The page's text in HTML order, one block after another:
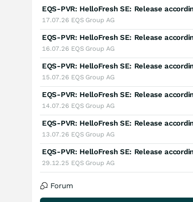
17.07.26 EQS Group AG
16.07.26 EQS Group AG
15.07.26 EQS Group AG
14.07.26 EQS Group AG
13.07.26 EQS Group AG
29.12.25 EQS Group AG
Forum